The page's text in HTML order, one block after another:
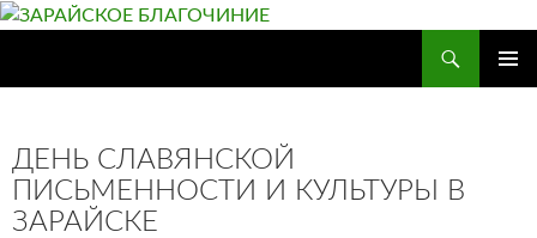
Перейти
ДЕНЬ СЛАВЯНСКОЙ
ПИСЬМЕННОСТИ И КУЛЬТУРЫ В
ЗАРАЙСКЕ